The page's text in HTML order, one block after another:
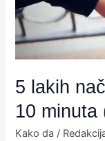
5 lakih
10 minuta
Kako da /
za
10
minuta
(bez